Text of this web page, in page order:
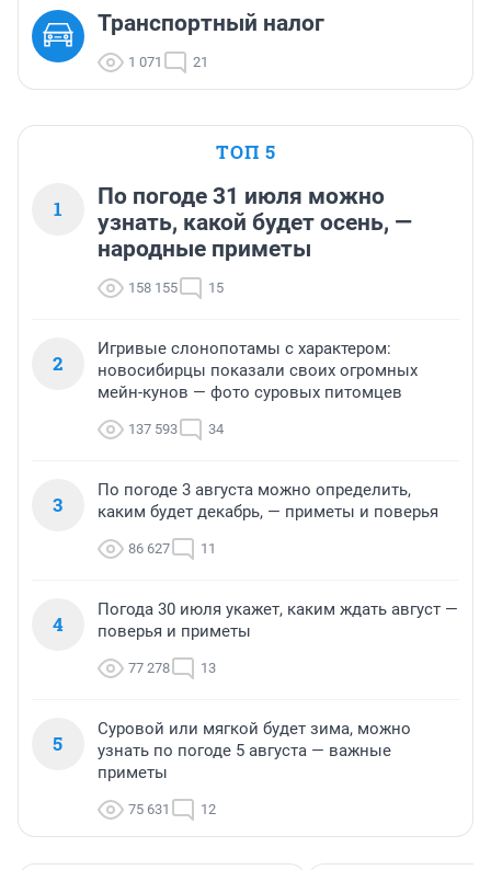
Транспортный налог
1 071 21
ТОП 5
1
По погоде 31 июля можно
узнать, какой будет осень, —
народные приметы
158 155 15
2
Игривые слонопотамы с характером:
новосибирцы показали своих огромных
мейн-кунов — фото суровых питомцев
137 593 34
3
По погоде 3 августа можно определить,
каким будет декабрь, — приметы и поверья
86 627 11
4
Погода 30 июля укажет, каким ждать август —
поверья и приметы
77 278 13
5
Суровой или мягкой будет зима, можно
узнать по погоде 5 августа — важные
приметы
75 631 12